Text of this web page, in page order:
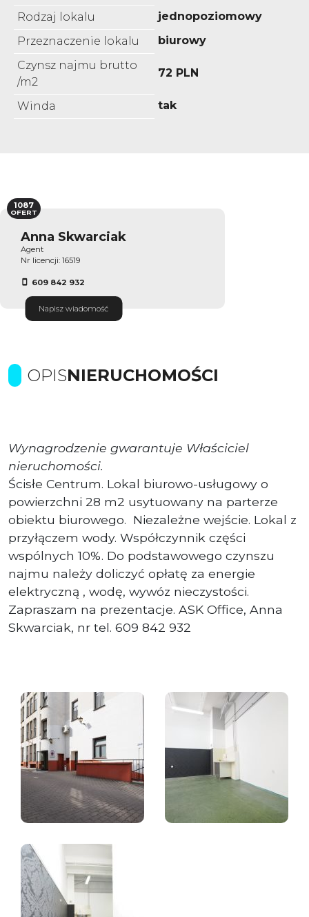
Rodzaj lokalu
jednopoziomowy
Przeznaczenie lokalu
biurowy
Czynsz najmu brutto
/m2
72 PLN
Winda tak
Anna Skwarciak
Agent
Nr licencji: 16519
609 842 932
Napisz wiadomość
1087
OFERT
OPISNIERUCHOMOŚCI
Wynagrodzenie gwarantuje Właściciel
nieruchomości.
Ścisłe Centrum. Lokal biurowo-usługowy o
powierzchni 28 m2 usytuowany na parterze
obiektu biurowego. Niezależne wejście. Lokal z
przyłączem wody. Współczynnik części
wspólnych 10%. Do podstawowego czynszu
najmu należy doliczyć opłatę za energie
elektryczną , wodę, wywóz nieczystości.
Zapraszam na prezentacje. ASK Office, Anna
Skwarciak, nr tel. 609 842 932